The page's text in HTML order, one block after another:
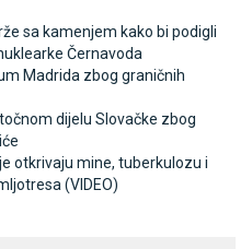
sa kamenjem kako bi podigli
Černavoda
Madrida zbog graničnih
dijelu Slovačke zbog
otkrivaju mine, tuberkulozu i
(VIDEO)